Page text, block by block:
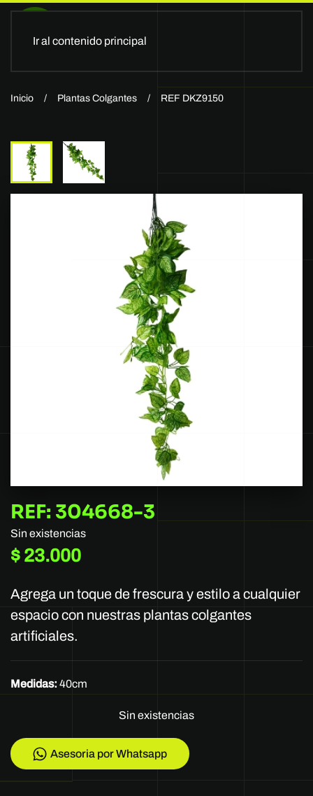
Ir al contenido principal
Inicio Plantas Colgantes REF DKZ9150
REF: 304668-3
Sin existencias
$ 23.000
Agrega un toque de frescura y estilo a cualquier
espacio con nuestras plantas colgantes
artificiales.
Medidas: 40cm
Sin existencias
Asesoria por Whatsapp